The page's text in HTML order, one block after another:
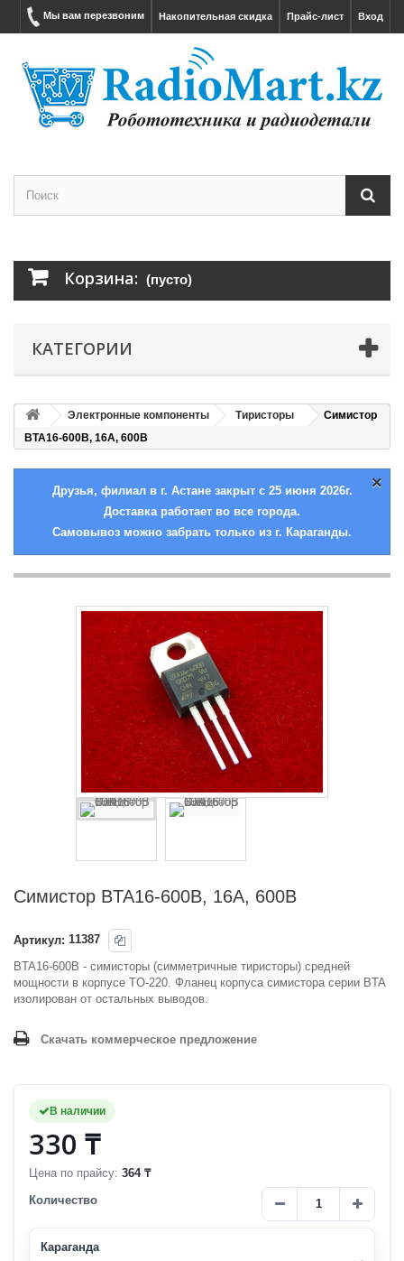
Вход
Прайс-лист
Накопительная скидка
Мы вам перезвоним
Корзина: (пусто)
КАТЕГОРИИ
Электронные компоненты Тиристоры
Симистор
BTA16-600B, 16А, 600В
×
Друзья, филиал в г. Астане закрыт с 25 июня 2026г.
Доставка работает во все города.
Самовывоз можно забрать только из г. Караганды.
Симистор BTA16-600B, 16А, 600В
Артикул: 11387
BTA16-600B - симисторы (симметричные тиристоры) средней
мощности в корпусе TO-220. Фланец корпуса симистора серии BTA
изолирован от остальных выводов.
Скачать коммерческое предложение
В наличии
330 ₸
Цена по прайсу: 364 ₸
Количество
Караганда